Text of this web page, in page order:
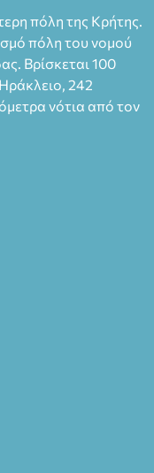
Πάπυρος (Πλατεία
39 Ιεράπετρα)
Ιεράπετρας
ΚΝΩΣΟΣ
πόλη της Κρήτης.
πόλη του νομού
Βρίσκεται 100
242
νότια από τον